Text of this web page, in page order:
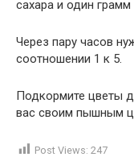
сахара и один
Через пару часов
соотношении 1 к 5.
Подкормите цветы
вас своим пышным
Post Views: 247